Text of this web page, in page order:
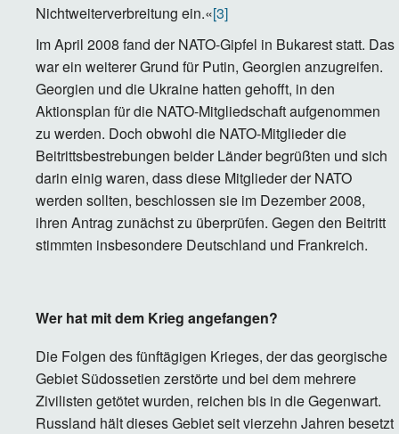
Nichtweiterverbreitung ein.«[3]
Im April 2008 fand der NATO-Gipfel in Bukarest statt. Das
war ein weiterer Grund für Putin, Georgien anzugreifen.
Georgien und die Ukraine hatten gehofft, in den
Aktionsplan für die NATO-Mitgliedschaft aufgenommen
zu werden. Doch obwohl die NATO-Mitglieder die
Beitrittsbestrebungen beider Länder begrüßten und sich
darin einig waren, dass diese Mitglieder der NATO
werden sollten, beschlossen sie im Dezember 2008,
ihren Antrag zunächst zu überprüfen. Gegen den Beitritt
stimmten insbesondere Deutschland und Frankreich.
Wer hat mit dem Krieg angefangen?
Die Folgen des fünftägigen Krieges, der das georgische
Gebiet Südossetien zerstörte und bei dem mehrere
Zivilisten getötet wurden, reichen bis in die Gegenwart.
Russland hält dieses Gebiet seit vierzehn Jahren besetzt